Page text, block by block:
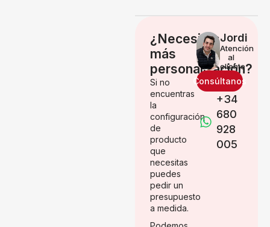
¿Necesitas
más
personalización?
Si no
encuentras
la
configuración
de
producto
que
necesitas
puedes
pedir un
presupuesto
a medida.
Jordi
Atención
al
cliente
Consúltanos
+34
680
928
005